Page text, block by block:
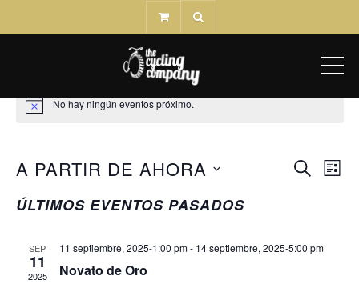
No hay ningún eventos próximo.
DE
BUSCAR
LISTA
A PARTIR DE AHORA
fecha.
ÚLTIMOS EVENTOS PASADOS
SEP
11
2025
11 septiembre, 2025-1:00 pm- 14 septiembre, 2025-5:00 pm
Novato de Oro